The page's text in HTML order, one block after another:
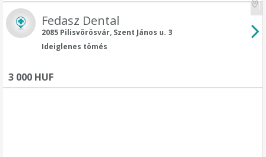
Fedasz Dental
2085 Pilisvörösvár, Szent János u. 3
Ideiglenes tömés
3 000 HUF